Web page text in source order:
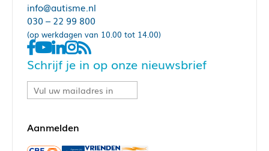
info@autisme.nl
030 – 22 99 800
(op werkdagen van 10.00 tot 14.00)
Schrijf je in op onze nieuwsbrief